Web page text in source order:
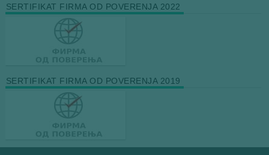
SERTIFIKAT FIRMA OD POVERENJA 2022
SERTIFIKAT FIRMA OD POVERENJA 2019